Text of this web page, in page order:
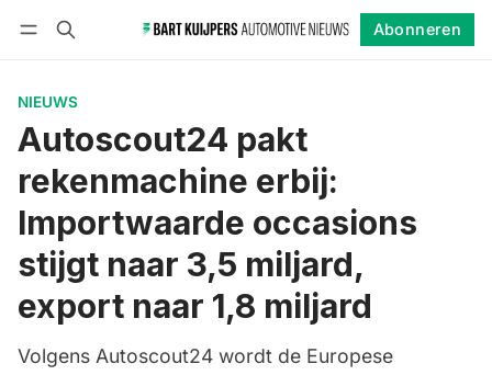
Abonneren
NIEUWS
Autoscout24 pakt
rekenmachine erbij:
Importwaarde occasions
stijgt naar 3,5 miljard,
export naar 1,8 miljard
Volgens Autoscout24 wordt de Europese